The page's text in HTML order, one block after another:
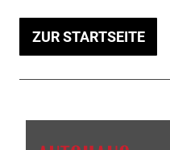
ZUR STARTSEITE